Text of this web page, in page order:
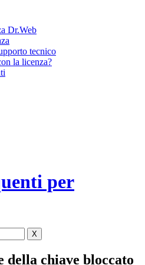
Dr.Web
tecnico
la licenza?
per
X
chiave bloccato